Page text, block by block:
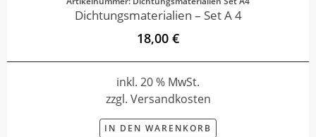
Dichtungsmaterialien – Set A 4
18,00 €
inkl. 20 % MwSt.
zzgl. Versandkosten
IN DEN WARENKORB